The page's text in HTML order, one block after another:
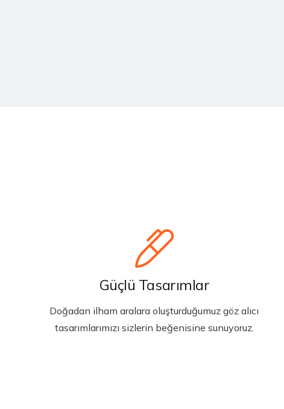
Güçlü Tasarımlar
Doğadan ilham aralara oluşturduğumuz göz alıcı
tasarımlarımızı sizlerin beğenisine sunuyoruz.